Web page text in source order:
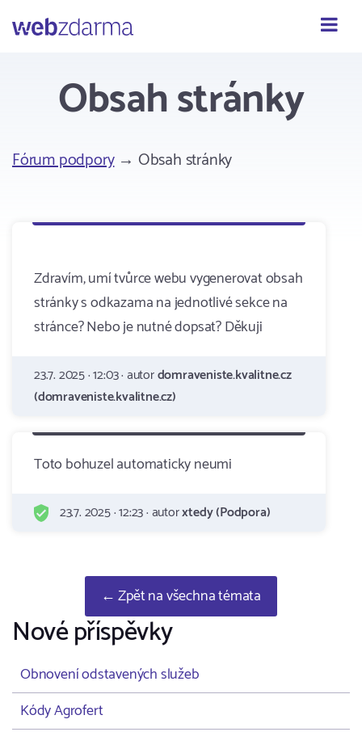
Webzdarma
Obsah stránky
Fórum podpory→ Obsah stránky
Zdravím, umí tvůrce webu vygenerovat obsah
stránky s odkazama na jednotlivé sekce na
stránce? Nebo je nutné dopsat? Děkuji
23.7. 2025 · 12:03 · autordomraveniste.kvalitne.cz
(domraveniste.kvalitne.cz)
Toto bohuzel automaticky neumi
23.7. 2025 · 12:23 · autorxtedy (Podpora)
← Zpět na všechna témata
Nové příspěvky
Obnovení odstavených služeb
Kódy Agrofert